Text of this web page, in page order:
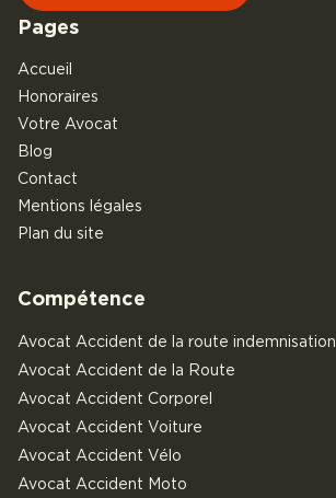
Pages
Accueil
Honoraires
Votre Avocat
Blog
Contact
Mentions légales
Plan du site
Compétence
Avocat Accident de la route indemnisation
Avocat Accident de la Route
Avocat Accident Corporel
Avocat Accident Voiture
Avocat Accident Vélo
Avocat Accident Moto